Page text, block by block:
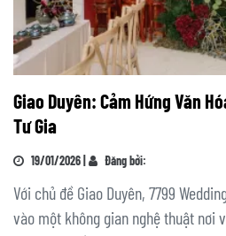
Giao Duyên: Cảm Hứng Văn
Tư Gia
19/01/2026 | Đăng bởi:
Với chủ đề Giao Duyên, 7799
vào một không gian nghệ thuật nơi